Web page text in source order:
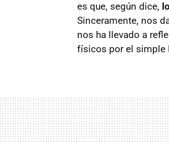
es que, según dice,
Sinceramente, nos
nos ha llevado a
físicos por el simple